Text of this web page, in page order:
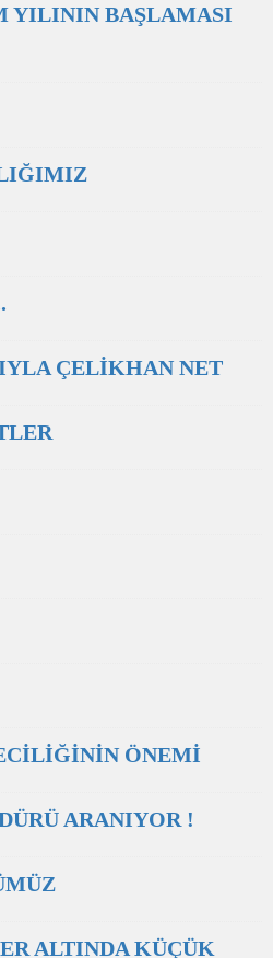
YILININ BAŞLAMASI
ÇELİKHAN NET
ÖNEMİ
ARANIYOR !
ALTINDA KÜÇÜK